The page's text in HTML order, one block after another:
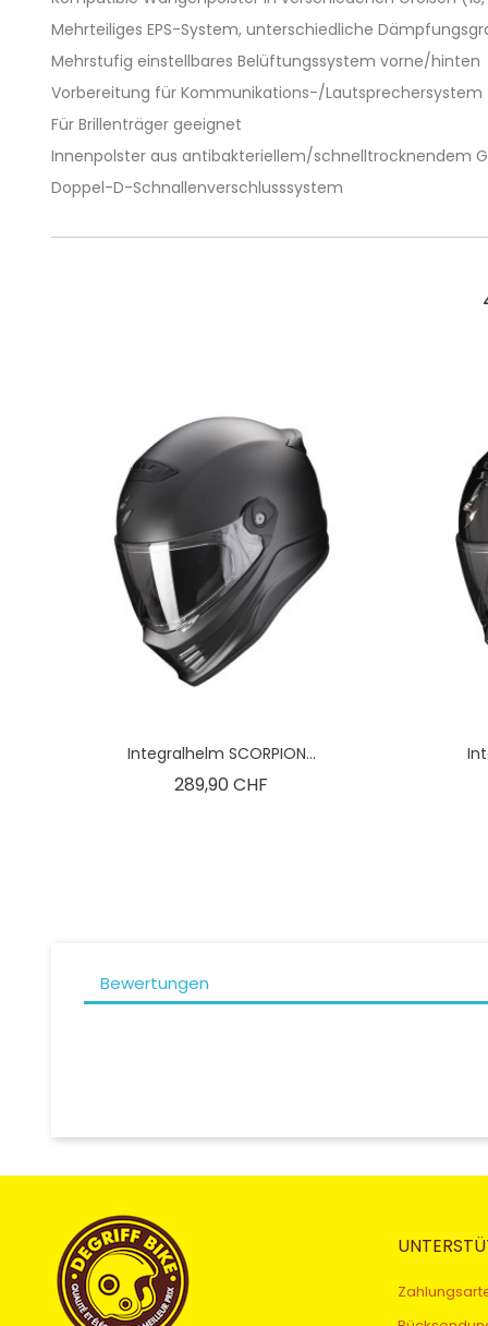
Mehrteiliges EPS-System, unterschiedliche
Mehrstufig einstellbares Belüftungssystem vorne/hinten
Vorbereitung für Kommunikations-/Lautsprechersystem
Für Brillenträger geeignet
Innenpolster aus antibakteriellem/schnelltrocknendem
Doppel-D-Schnallenverschlusssystem
Integralhelm SCORPION...
289,90 CHF
Bewertungen